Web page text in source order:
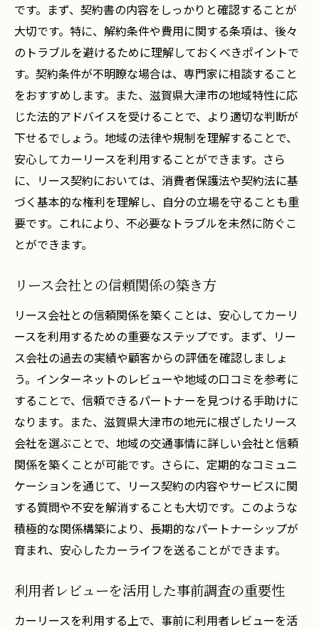
です。まず、契約書の内容をしっかりと確認することが
大切です。特に、解約条件や費用に関する条項は、後々
のトラブルを避けるために理解しておくべきポイントで
す。契約条件が不明瞭な場合は、専門家に相談すること
をおすすめします。また、滋賀県大津市の地域特性に応
じた法的アドバイスを受けることで、より適切な判断が
下せるでしょう。地域の法律や規制を理解することで、
安心してカーリースを利用することができます。さら
に、リース契約においては、消費者保護法や契約法に基
づく基本的な権利を理解し、自分の立場を守ることも重
要です。これにより、不必要なトラブルを未然に防ぐこ
とができます。
リース会社との信頼関係の築き方
リース会社との信頼関係を築くことは、安心してカーリ
ースを利用するための重要なステップです。まず、リー
ス会社の過去の実績や顧客からの評価を確認しましょ
う。インターネットのレビューや地域の口コミを参考に
することで、信頼できるパートナーを見つける手助けに
なります。また、滋賀県大津市の地元に根ざしたリース
会社を選ぶことで、地域の交通事情に詳しい会社と信頼
関係を築くことが可能です。さらに、定期的なコミュニ
ケーションを通じて、リース契約の内容やサービスに関
する質問や不安を解消することも大切です。このような
積極的な関係構築により、長期的なパートナーシップが
育まれ、安心したカーライフを送ることができます。
利用者レビューを活用した事前調査の重要性
カーリースを利用する上で、事前に利用者レビューを活